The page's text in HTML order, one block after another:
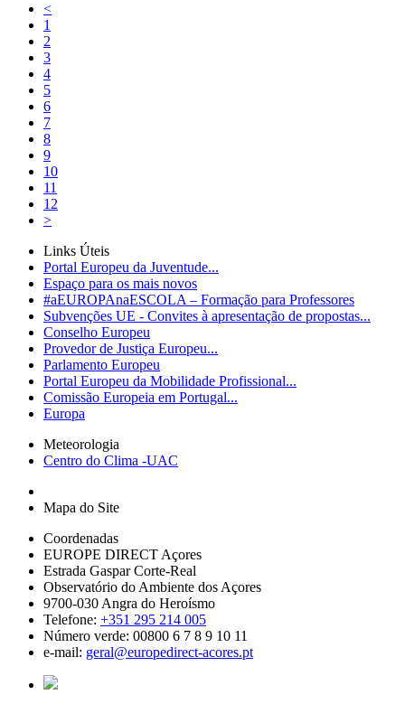
<
1
2
3
4
5
6
7
8
9
10
11
12
>
Links Úteis
Portal Europeu da Juventude...
Espaço para os mais novos
#aEUROPAnaESCOLA – Formação para Professores
Subvenções UE - Convites à apresentação de propostas...
Conselho Europeu
Provedor de Justiça Europeu...
Parlamento Europeu
Portal Europeu da Mobilidade Profissional...
Comissão Europeia em Portugal...
Europa
Meteorologia
Centro do Clima -UAC
Mapa do Site
Coordenadas
EUROPE DIRECT Açores
Estrada Gaspar Corte-Real
Observatório do Ambiente dos Açores
9700-030 Angra do Heroísmo
Telefone: +351 295 214 005
Número verde: 00800 6 7 8 9 10 11
e-mail: geral@europedirect-acores.pt